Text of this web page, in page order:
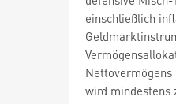
einschließlich
Nettovermögens
wird mindestens